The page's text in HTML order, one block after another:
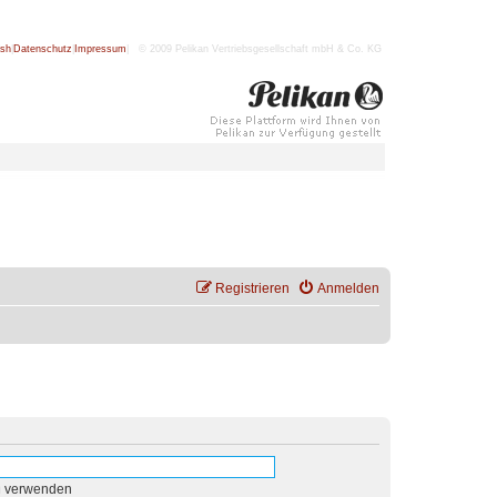
Datenschutz Impressum | © 2009 Pelikan Vertriebsgesellschaft mbH & Co. KG
Anmelden
Registrieren
verwenden